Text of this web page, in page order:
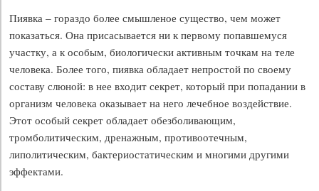
Пиявка – гораздо более смышленое существо, чем может
показаться. Она присасывается ни к первому попавшемуся
участку, а к особым, биологически активным точкам на теле
человека. Более того, пиявка обладает непростой по своему
составу слюной: в нее входит секрет, который при попадании в
организм человека оказывает на него лечебное воздействие.
Этот особый секрет обладает обезболивающим,
тромболитическим, дренажным, противоотечным,
липолитическим, бактериостатическим и многими другими
эффектами.